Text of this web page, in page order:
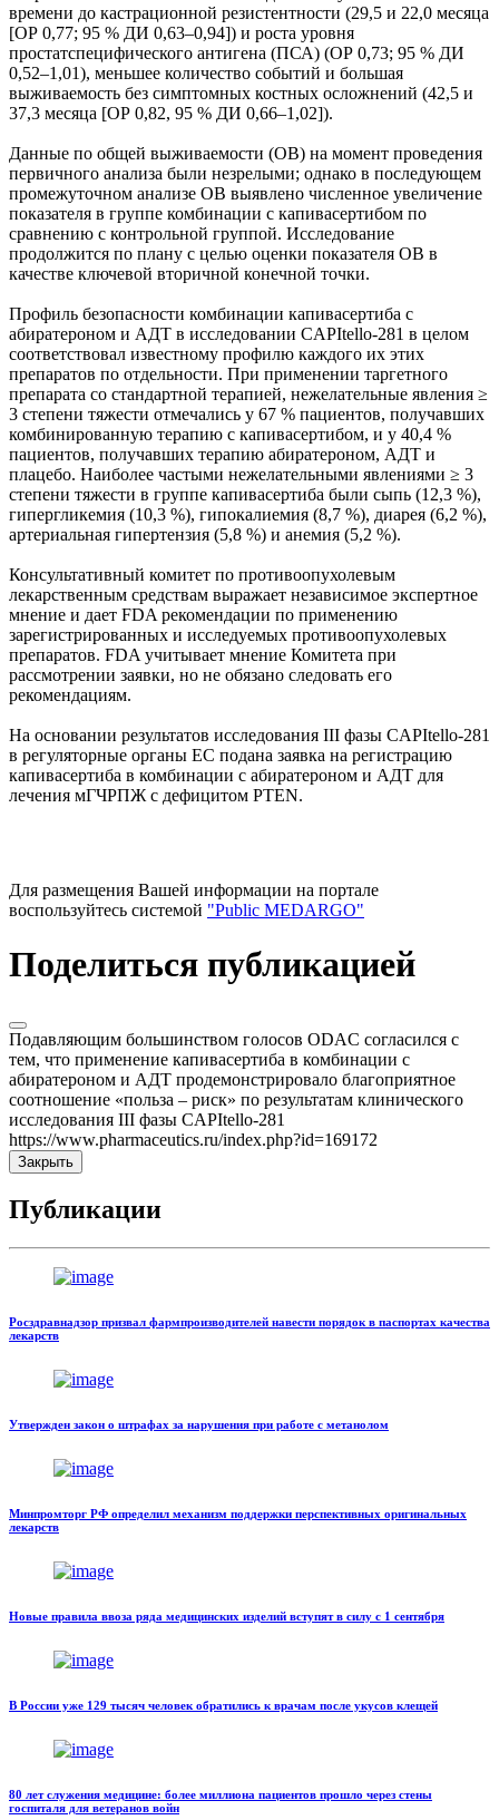
времени до кастрационной резистентности (29,5 и 22,0 месяца
[ОР 0,77; 95 % ДИ 0,63–0,94]) и роста уровня
простатспецифического антигена (ПСА) (ОР 0,73; 95 % ДИ
0,52–1,01), меньшее количество событий и большая
выживаемость без симптомных костных осложнений (42,5 и
37,3 месяца [ОР 0,82, 95 % ДИ 0,66–1,02]).
Данные по общей выживаемости (ОВ) на момент проведения
первичного анализа были незрелыми; однако в последующем
промежуточном анализе ОВ выявлено численное увеличение
показателя в группе комбинации с капивасертибом по
сравнению с контрольной группой. Исследование
продолжится по плану с целью оценки показателя ОВ в
качестве ключевой вторичной конечной точки.
Профиль безопасности комбинации капивасертиба с
абиратероном и АДТ в исследовании CAPItello-281 в целом
соответствовал известному профилю каждого их этих
препаратов по отдельности. При применении таргетного
препарата со стандартной терапией, нежелательные явления ≥
3 степени тяжести отмечались у 67 % пациентов, получавших
комбинированную терапию с капивасертибом, и у 40,4 %
пациентов, получавших терапию абиратероном, АДТ и
плацебо. Наиболее частыми нежелательными явлениями ≥ 3
степени тяжести в группе капивасертиба были сыпь (12,3 %),
гипергликемия (10,3 %), гипокалиемия (8,7 %), диарея (6,2 %),
артериальная гипертензия (5,8 %) и анемия (5,2 %).
Консультативный комитет по противоопухолевым
лекарственным средствам выражает независимое экспертное
мнение и дает FDA рекомендации по применению
зарегистрированных и исследуемых противоопухолевых
препаратов. FDA учитывает мнение Комитета при
рассмотрении заявки, но не обязано следовать его
рекомендациям.
На основании результатов исследования III фазы CAPItello-281
в регуляторные органы ЕС подана заявка на регистрацию
капивасертиба в комбинации с абиратероном и АДТ для
лечения мГЧРПЖ с дефицитом PTEN.
Для размещения Вашей информации на портале
воспользуйтесь системой "Public MEDARGO"
Поделиться публикацией
Подавляющим большинством голосов ODAC согласился с
тем, что применение капивасертиба в комбинации с
абиратероном и АДТ продемонстрировало благоприятное
соотношение «польза – риск» по результатам клинического
исследования III фазы CAPItello-281
https://www.pharmaceutics.ru/index.php?id=169172
Закрыть
Публикации
Росздравнадзор призвал фармпроизводителей навести порядок в паспортах качества
лекарств
Утвержден закон о штрафах за нарушения при работе с метанолом
Минпромторг РФ определил механизм поддержки перспективных оригинальных
лекарств
Новые правила ввоза ряда медицинских изделий вступят в силу с 1 сентября
В России уже 129 тысяч человек обратились к врачам после укусов клещей
80 лет служения медицине: более миллиона пациентов прошло через стены
госпиталя для ветеранов войн